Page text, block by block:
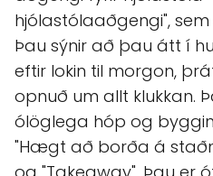
hjólastólaaðgengi",
Þau sýnir að þau átt í
eftir lokin til morgon,
opnuð um allt klukkan.
ólöglega hóp og
"Hægt að borða á